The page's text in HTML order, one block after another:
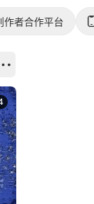
作者合作平台